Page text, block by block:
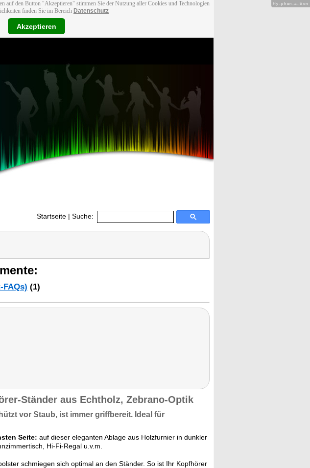
auf den Button "Akzeptieren" stimmen Sie der Nutzung aller Cookies und Technologien
finden Sie im Bereich Datenschutz
Akzeptieren
Startseite | Suche:
(1)
Ständer aus Echtholz, Zebrano-Optik
vor Staub, ist immer griffbereit. Ideal für
Seite: auf dieser eleganten Ablage aus Holzfurnier in dunkler
Hi-Fi-Regal u.v.m.
schmiegen sich optimal an den Ständer. So ist Ihr Kopfhörer
Hy-phen-a-tion